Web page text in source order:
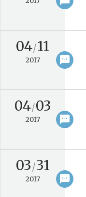
sms
04/11
2017 keyboard_arrow_right
sms
04/03
2017 keyboard_arrow_right
sms
03/31
2017 keyboard_arrow_right